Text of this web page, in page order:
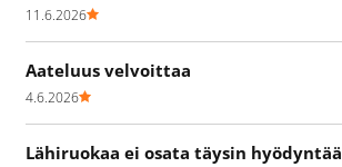
11.6.2026
Aateluus velvoittaa
4.6.2026
Lähiruokaa ei osata täysin hyödyntää